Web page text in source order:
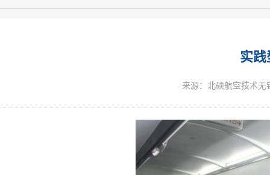
实践
来源：北硕航空技术无